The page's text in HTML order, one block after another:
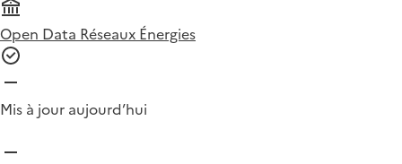
Open Data Réseaux Énergies
Mis à jour aujourd’hui